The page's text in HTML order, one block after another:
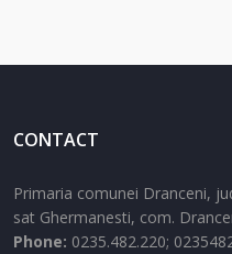
CONTACT
Primaria comunei Dranceni,
sat Ghermanesti, com.
Phone: 0235.482.220;